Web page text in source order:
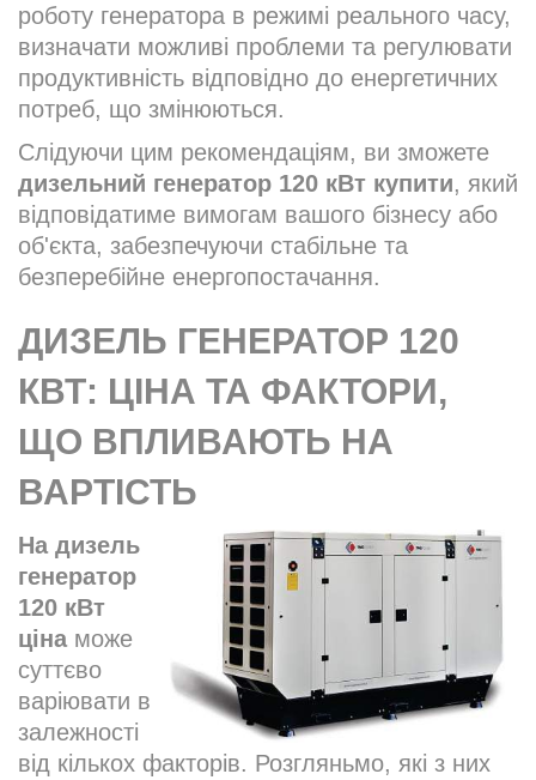
роботу генератора в режимі реального часу,
визначати можливі проблеми та регулювати
продуктивність відповідно до енергетичних
потреб, що змінюються.
Слідуючи цим рекомендаціям, ви зможете
дизельний генератор 120 кВт купити, який
відповідатиме вимогам вашого бізнесу або
об'єкта, забезпечуючи стабільне та
безперебійне енергопостачання.
ДИЗЕЛЬ ГЕНЕРАТОР 120
КВТ: ЦІНА ТА ФАКТОРИ,
ЩО ВПЛИВАЮТЬ НА
ВАРТІСТЬ
На дизель
генератор
120 кВт
цінаможе
суттєво
варіювати в
залежності
від кількох факторів. Розгляньмо, які з них